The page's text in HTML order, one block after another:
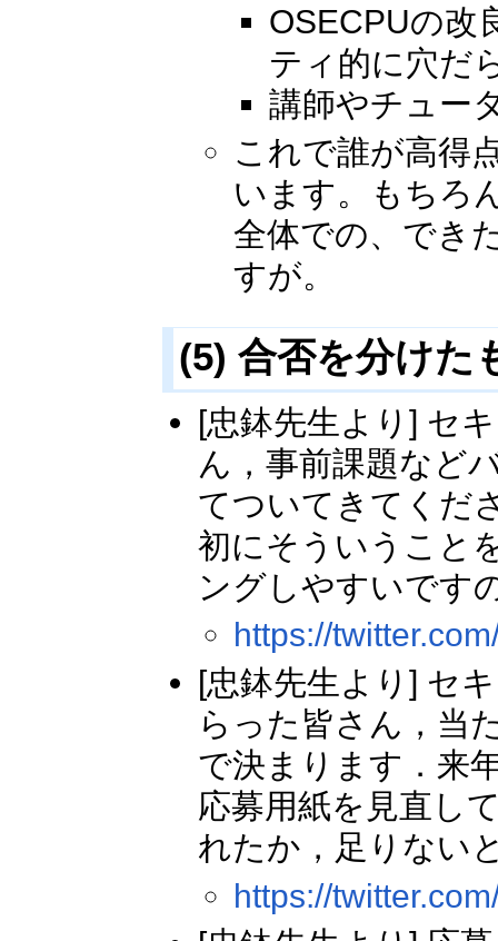
OSECPUの改
ティ的に穴だ
講師やチュー
これで誰が高得
います。もちろ
全体での、でき
すが。
(5) 合否を分けた
[忠鉢先生より] セ
ん，事前課題など
てついてきてくだ
初にそういうこと
ングしやすいです
https://
[忠鉢先生より] セ
らった皆さん，当
で決まります．来
応募用紙を見直し
れたか，足りない
https://